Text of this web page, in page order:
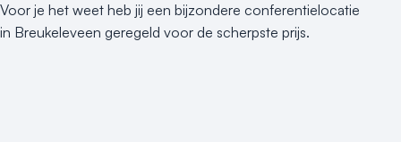
Voor je het weet heb jij een bijzondere conferentielocatie
in Breukeleveen geregeld voor de scherpste prijs.